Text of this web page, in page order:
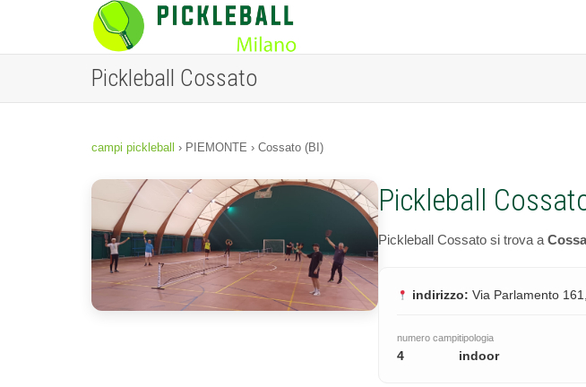
Pickleball Cossato
campi pickleball › PIEMONTE › Cossato (BI)
Pickleball
Pickleball Cossato si trova a
indirizzo: Via Parlamento
numero campi
4
tipologia
indoor